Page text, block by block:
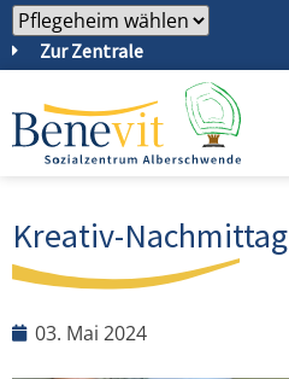
Zur Zentrale
Kreativ-Nachmittag
03. Mai 2024